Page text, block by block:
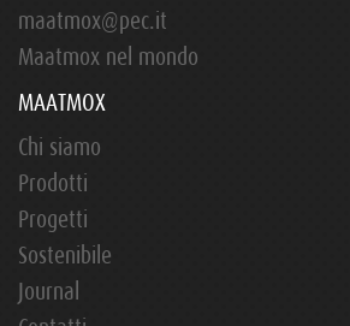
maatmox@pec.it
Maatmox nel mondo
MAATMOX
Chi siamo
Prodotti
Progetti
Sostenibile
Journal